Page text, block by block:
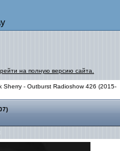
на полную версию сайта.
Sherry - Outburst Radioshow 426 (2015-